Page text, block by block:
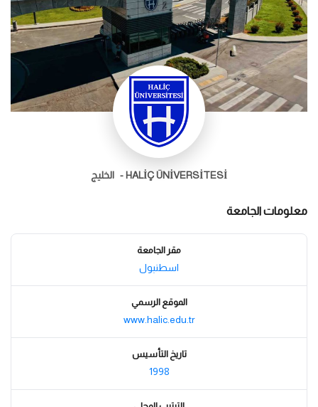
HALİÇ ÜNİVERSİTESİ - الخليج
معلومات الجامعة
مقر الجامعة
اسطنبول
الموقع الرسمي
www.halic.edu.tr
تاريخ التأسيس
1998